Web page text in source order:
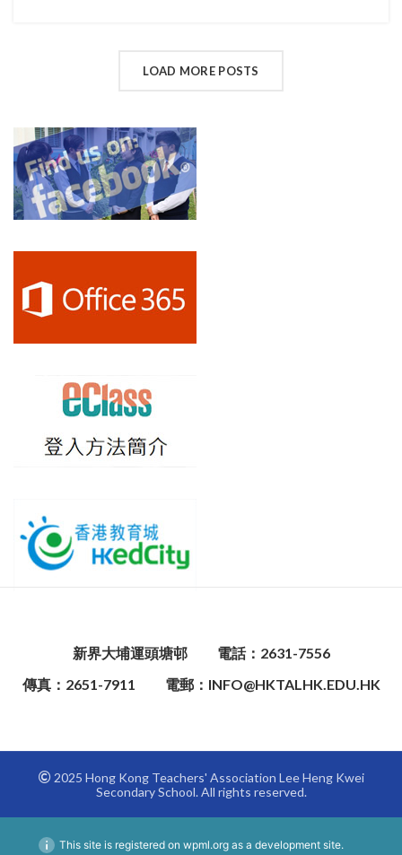
LOAD MORE POSTS
新界大埔運頭塘邨
電話：2631-7556
傳真：2651-7911
電郵：INFO@HKTALHK.EDU.HK
2025 Hong Kong Teachers' Association Lee Heng Kwei
Secondary School. All rights reserved.
This site is registered on wpml.orgas a development site.